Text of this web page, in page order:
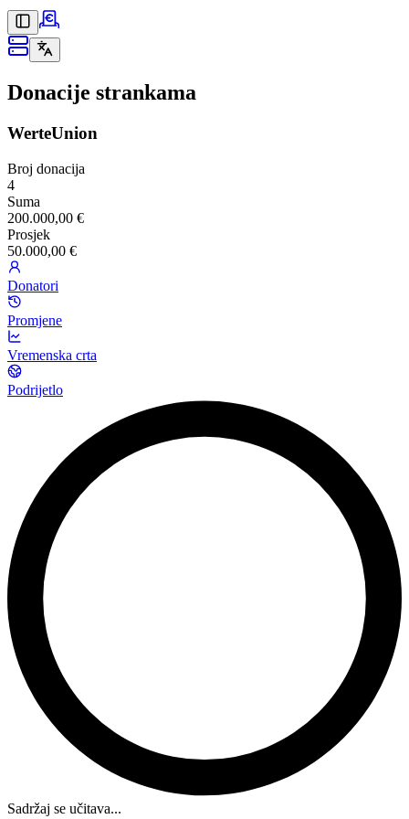
Donacije strankama
WerteUnion
Broj donacija
4
Suma
200.000,00 €
Prosjek
50.000,00 €
Donatori
Promjene
Vremenska crta
Podrijetlo
Sadržaj se učitava...